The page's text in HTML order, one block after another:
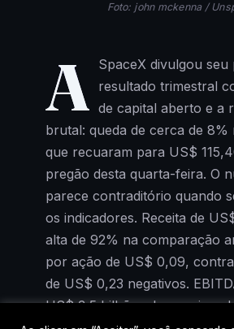
Foto: john mckenna /
A SpaceX divulgou seu
resultado trimestral
de capital aberto e a
brutal: queda de cerca de 8%
que recuaram para US$
pregão desta quarta-feira. O
parece contraditório quando
os indicadores. Receita de
alta de 92% na comparação
por ação de US$ 0,09,
de US$ 0,23 negativos.
US$ 3,5 bilhões, bem acima